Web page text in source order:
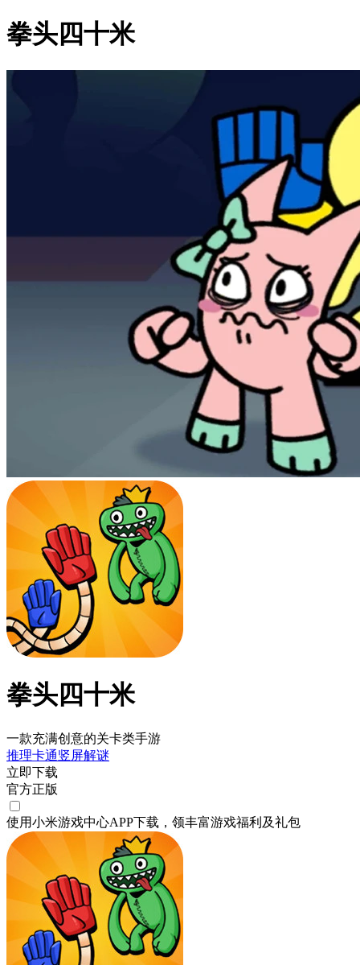
拳头四十米
拳头四十米
一款充满创意的关卡类手游
推理卡通竖屏解谜
立即下载
官方正版
使用小米游戏中心APP下载 ，领丰富游戏福利 及礼包